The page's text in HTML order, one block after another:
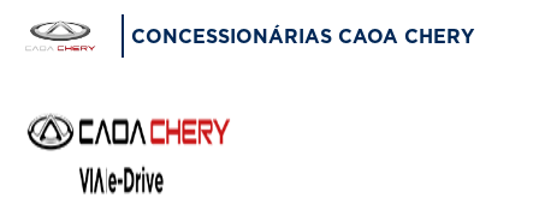
CONCESSIONÁRIAS CAOA CHERY